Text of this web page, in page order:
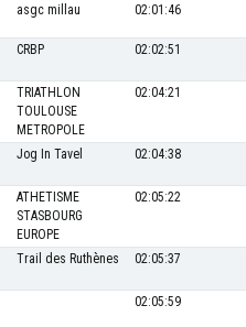
asgc millau 02:01:46
CRBP 02:02:51
TRIATHLON
TOULOUSE
METROPOLE
02:04:21
Jog In Tavel 02:04:38
ATHETISME
STASBOURG
EUROPE
02:05:22
Trail des Ruthènes 02:05:37
02:05:59